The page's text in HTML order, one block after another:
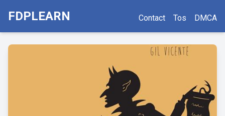
FDPLEARN Contact Tos DMCA